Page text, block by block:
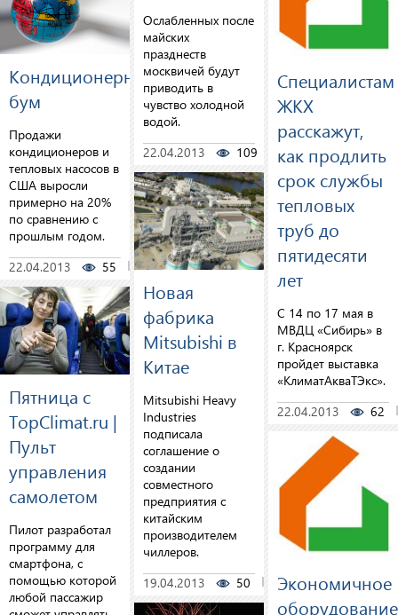
Кондиционерный
бум
Продажи
кондиционеров и
тепловых насосов в
США выросли
примерно на 20%
по сравнению с
прошлым годом.
22.04.2013
55 0
Пятница с
TopClimat.ru |
Пульт
управления
самолетом
Пилот разработал
программу для
смартфона, с
помощью которой
любой пассажир
Ослабленных после
майских
празднеств
москвичей будут
приводить в
чувство холодной
водой.
22.04.2013
109 0
Новая
фабрика
Mitsubishi в
Китае
Mitsubishi Heavy
Industries
подписала
соглашение о
создании
совместного
предприятия с
китайским
производителем
чиллеров.
19.04.2013
50 1
Специалистам
ЖКХ
расскажут,
как продлить
срок службы
тепловых
труб до
пятидесяти
лет
С 14 по 17 мая в
МВДЦ «Сибирь» в
г. Красноярск
пройдет выставка
«КлиматАкваТЭкс».
22.04.2013
62
Экономичное
оборудование